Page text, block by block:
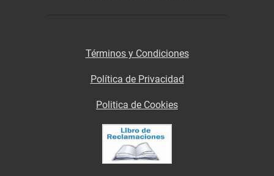
Términos y Condiciones
Política de Privacidad
Politica de Cookies